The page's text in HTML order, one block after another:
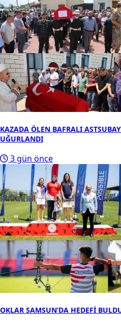
KAZADA ÖLEN BAFRALI
UĞURLANDI
3 gün önce
OKLAR SAMSUN’DA HEDEFİ